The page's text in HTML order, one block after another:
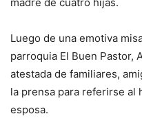
Luego de una emotiva
parroquia El Buen Pastor,
atestada de familiares,
la prensa para referirse al
esposa.